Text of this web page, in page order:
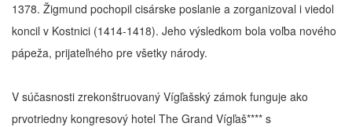
1378. Žigmund pochopil cisárske poslanie a zorganizoval i viedol
koncil v Kostnici (1414-1418). Jeho výsledkom bola voľba nového
pápeža, prijateľného pre všetky národy.
V súčasnosti zrekonštruovaný Vígľašský zámok funguje ako
prvotriedny kongresový hotel The Grand Vígľaš**** s